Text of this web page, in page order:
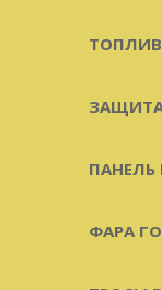
ПАНЕЛЬ
ФАРА